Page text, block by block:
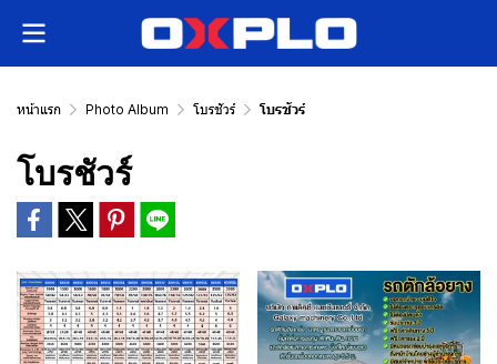
หน้าแรก Photo Album โบรชัวร์ โบรชัวร์
โบรชัวร์